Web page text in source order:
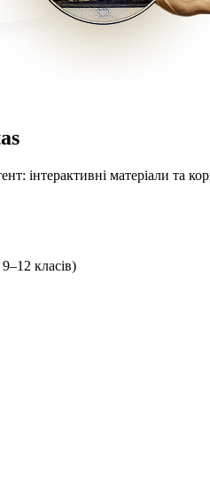
інтерактивні матеріали та
класів)